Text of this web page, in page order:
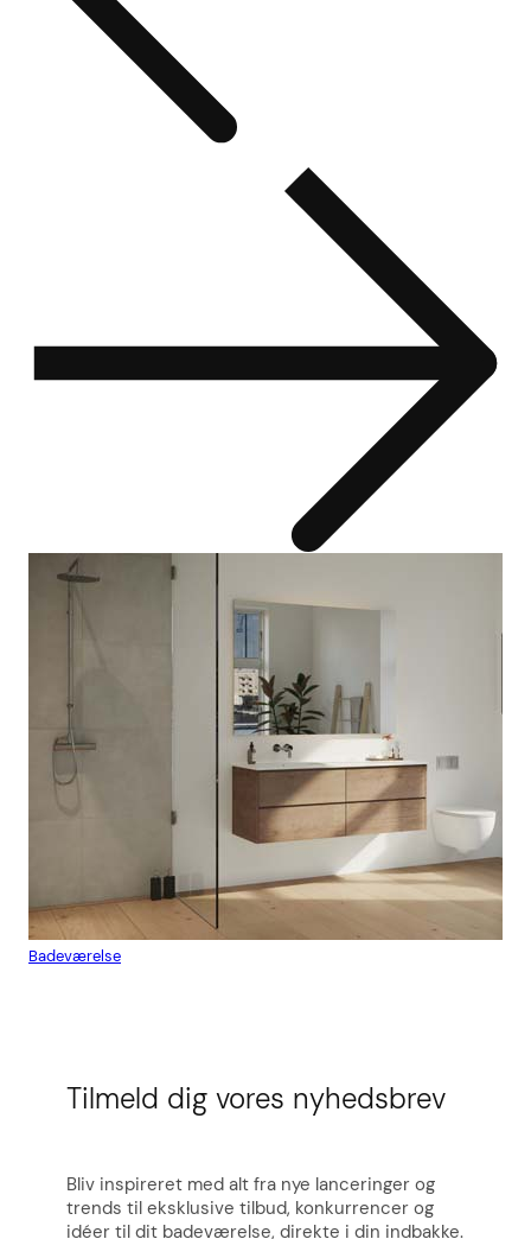
Badeværelse
Tilmeld dig vores nyhedsbrev
Bliv inspireret med alt fra nye lanceringer og
trends til eksklusive tilbud, konkurrencer og
idéer til dit badeværelse, direkte i din indbakke.